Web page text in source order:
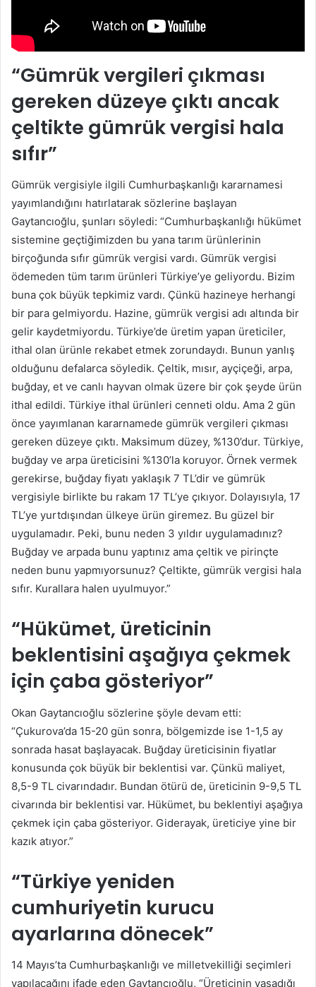
“Gümrük vergileri çıkması
gereken düzeye çıktı ancak
çeltikte gümrük vergisi hala
sıfır”
Gümrük vergisiyle ilgili Cumhurbaşkanlığı kararnamesi
yayımlandığını hatırlatarak sözlerine başlayan
Gaytancıoğlu, şunları söyledi: “Cumhurbaşkanlığı hükümet
sistemine geçtiğimizden bu yana tarım ürünlerinin
birçoğunda sıfır gümrük vergisi vardı. Gümrük vergisi
ödemeden tüm tarım ürünleri Türkiye’ye geliyordu. Bizim
buna çok büyük tepkimiz vardı. Çünkü hazineye herhangi
bir para gelmiyordu. Hazine, gümrük vergisi adı altında bir
gelir kaydetmiyordu. Türkiye’de üretim yapan üreticiler,
ithal olan ürünle rekabet etmek zorundaydı. Bunun yanlış
olduğunu defalarca söyledik. Çeltik, mısır, ayçiçeği, arpa,
buğday, et ve canlı hayvan olmak üzere bir çok şeyde ürün
ithal edildi. Türkiye ithal ürünleri cenneti oldu. Ama 2 gün
önce yayımlanan kararnamede gümrük vergileri çıkması
gereken düzeye çıktı. Maksimum düzey, %130’dur. Türkiye,
buğday ve arpa üreticisini %130’la koruyor. Örnek vermek
gerekirse, buğday fiyatı yaklaşık 7 TL’dir ve gümrük
vergisiyle birlikte bu rakam 17 TL’ye çıkıyor. Dolayısıyla, 17
TL’ye yurtdışından ülkeye ürün giremez. Bu güzel bir
uygulamadır. Peki, bunu neden 3 yıldır uygulamadınız?
Buğday ve arpada bunu yaptınız ama çeltik ve pirinçte
neden bunu yapmıyorsunuz? Çeltikte, gümrük vergisi hala
sıfır. Kurallara halen uyulmuyor.”
“Hükümet, üreticinin
beklentisini aşağıya çekmek
için çaba gösteriyor”
Okan Gaytancıoğlu sözlerine şöyle devam etti:
“Çukurova’da 15-20 gün sonra, bölgemizde ise 1-1,5 ay
sonrada hasat başlayacak. Buğday üreticisinin fiyatlar
konusunda çok büyük bir beklentisi var. Çünkü maliyet,
8,5-9 TL civarındadır. Bundan ötürü de, üreticinin 9-9,5 TL
civarında bir beklentisi var. Hükümet, bu beklentiyi aşağıya
çekmek için çaba gösteriyor. Giderayak, üreticiye yine bir
kazık atıyor.”
“Türkiye yeniden
cumhuriyetin kurucu
ayarlarına dönecek”
14 Mayıs’ta Cumhurbaşkanlığı ve milletvekilliği seçimleri
yapılacağını ifade eden Gaytancıoğlu, “Üreticinin yaşadığı